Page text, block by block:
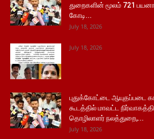
துறைகளின் மூலம் 721
கோடி...
July 18, 2026
July 18, 2026
புதுக்கோட்டை ஆயுதப்படை
கூடத்தில் மாவட்ட
தொழிலாளர் நலத்துறை,...
July 18, 2026